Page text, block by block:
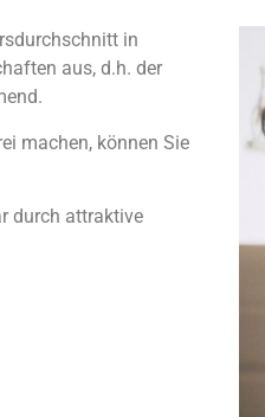
in
aus, d.h. der
machen, können Sie
durch attraktive